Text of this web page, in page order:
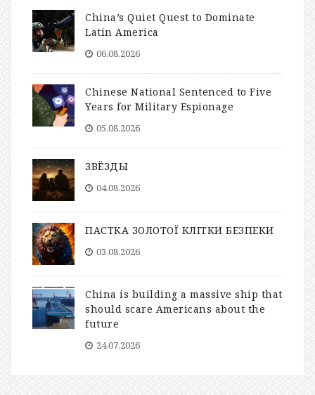
China’s Quiet Quest to Dominate
Latin America
06.08.2026
Chinese National Sentenced to Five
Years for Military Espionage
05.08.2026
ЗВЁЗДЫ
04.08.2026
ПАСТКА ЗОЛОТОЇ КЛІТКИ БЕЗПЕКИ
03.08.2026
China is building a massive ship that
should scare Americans about the
future
24.07.2026